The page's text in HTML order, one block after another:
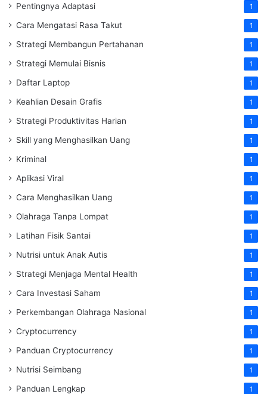
Pentingnya Adaptasi 1
Cara Mengatasi Rasa Takut 1
Strategi Membangun Pertahanan 1
Strategi Memulai Bisnis 1
Daftar Laptop 1
Keahlian Desain Grafis 1
Strategi Produktivitas Harian 1
Skill yang Menghasilkan Uang 1
Kriminal 1
Aplikasi Viral 1
Cara Menghasilkan Uang 1
Olahraga Tanpa Lompat 1
Latihan Fisik Santai 1
Nutrisi untuk Anak Autis 1
Strategi Menjaga Mental Health 1
Cara Investasi Saham 1
Perkembangan Olahraga Nasional 1
Cryptocurrency 1
Panduan Cryptocurrency 1
Nutrisi Seimbang 1
Panduan Lengkap 1